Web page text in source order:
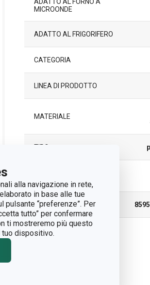
alla navigazione in rete,
in base alle tue
“preferenze”. Per
tutto” per confermare
ti mostreremo più questo
tuo dispositivo.
MICROONDE
ADATTO AL FRIGORIFERO
CATEGORIA
LINEA DI PRODOTTO
MATERIALE
TIPO
LAVASTOVIGLIE
EAN
DURATA DELLA
GARANZIA (IN ANNI)